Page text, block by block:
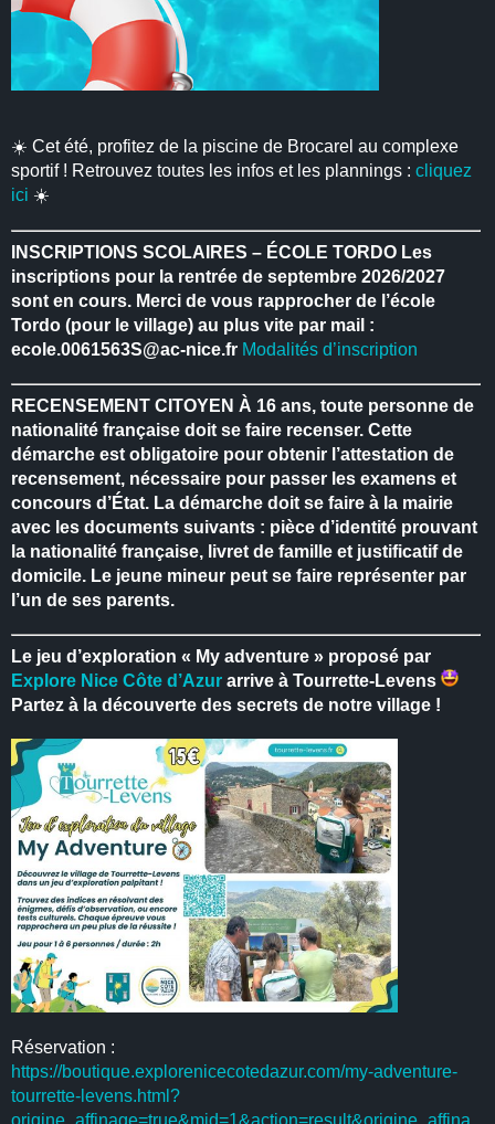
☀️ Cet été, profitez de la piscine de Brocarel au complexe
sportif ! Retrouvez toutes les infos et les plannings :cliquez
ici ☀️
INSCRIPTIONS SCOLAIRES – ÉCOLE TORDO Les
inscriptions pour la rentrée de septembre 2026/2027
sont en cours. Merci de vous rapprocher de l’école
Tordo (pour le village) au plus vite par mail :
ecole.0061563S@ac-nice.fr Modalités d’inscription
RECENSEMENT CITOYEN À 16 ans, toute personne de
nationalité française doit se faire recenser. Cette
démarche est obligatoire pour obtenir l’attestation de
recensement, nécessaire pour passer les examens et
concours d’État. La démarche doit se faire à la mairie
avec les documents suivants : pièce d’identité prouvant
la nationalité française, livret de famille et justificatif de
domicile. Le jeune mineur peut se faire représenter par
l’un de ses parents.
Le jeu d’exploration « My adventure » proposé par
Explore Nice Côte d’Azur arrive à Tourrette-Levens
Partez à la découverte des secrets de notre village !
Réservation :
https://boutique.explorenicecotedazur.com/my-adventure-
tourrette-levens.html?
origine_affinage=true&mid=1&action=result&origine_affina